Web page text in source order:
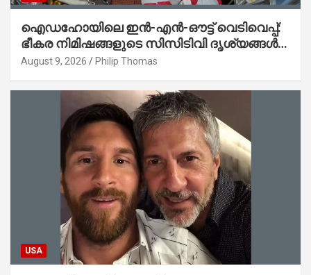
ഐഡഹോയിലെ ഇൻ-എൻ-ഔട്ട് വെടിവെപ്പ്:
ഭീകര നിമിഷങ്ങളുടെ സിസിടിവി ദൃശ്യങ്ങൾ
പുറത്ത്; ആക്രമണത്തിന് പിന്നിലെ കാരണം
August 9, 2026 Philip Thomas
USA